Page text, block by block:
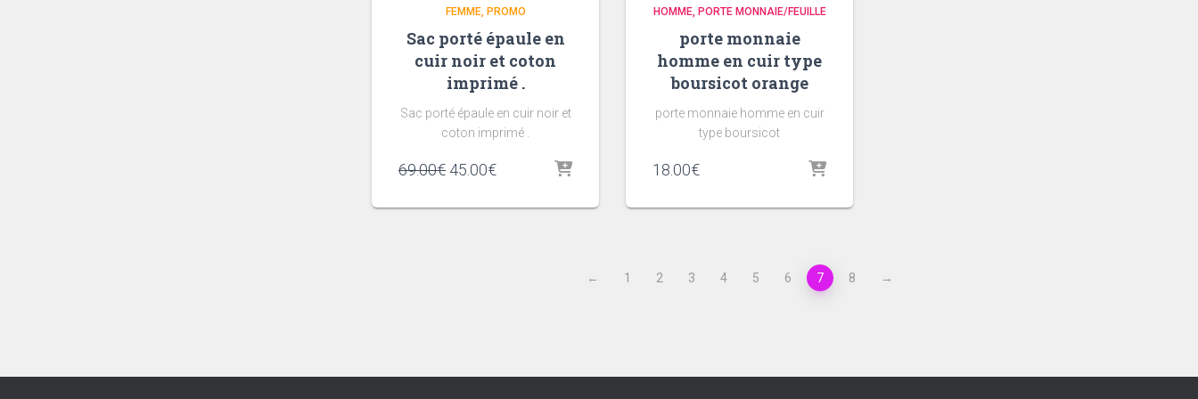
FEMME PROMO
Sac porté épaule en
cuir noir et coton
imprimé .
Sac porté épaule en cuir noir et
coton imprimé .
69.00€ Le
initial
45.00€Le
actuel
HOMME PORTE MONNAIE/FEUILLE
porte monnaie
homme en cuir type
boursicot orange
porte monnaie homme en cuir
type boursicot
18.00€
← 1 2 3 4 5 6 7 8 →